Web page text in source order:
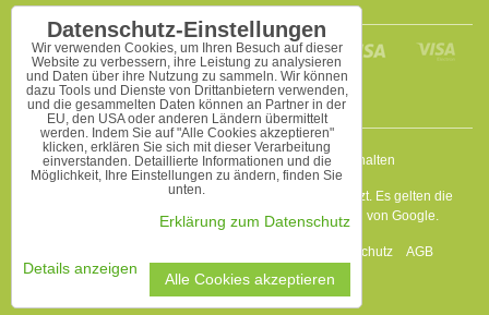
2009-2026 © Bomba s.r.o.Alle Rechte vorbehalten
Diese Seite ist durch reCAPTCHA und Google geschützt. Es gelten die
Datenschutzbestimmungena Nutzungsbedingungen von Google.
Erklärung zum Datenschutz AGB
Website erstellt mit:BiznisWeb.sk
Datenschutz-Einstellungen
Wir verwenden Cookies, um Ihren Besuch auf dieser
Website zu verbessern, ihre Leistung zu analysieren
und Daten über ihre Nutzung zu sammeln. Wir können
dazu Tools und Dienste von Drittanbietern verwenden,
und die gesammelten Daten können an Partner in der
EU, den USA oder anderen Ländern übermittelt
werden. Indem Sie auf "Alle Cookies akzeptieren"
klicken, erklären Sie sich mit dieser Verarbeitung
einverstanden. Detaillierte Informationen und die
Möglichkeit, Ihre Einstellungen zu ändern, finden Sie
unten.
Erklärung zum Datenschutz
Details anzeigen
Alle Cookies akzeptieren